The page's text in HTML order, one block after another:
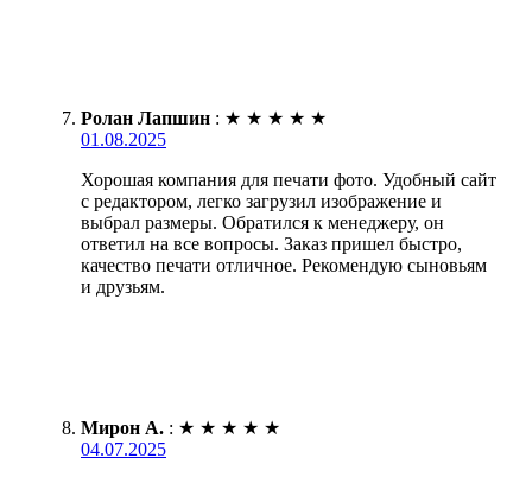
Ролан Лапшин : ★ ★ ★ ★ ★
01.08.2025
Хорошая компания для печати фото. Удобный сайт
с редактором, легко загрузил изображение и
выбрал размеры. Обратился к менеджеру, он
ответил на все вопросы. Заказ пришел быстро,
качество печати отличное. Рекомендую сыновьям
и друзьям.
Мирон А. : ★ ★ ★ ★ ★
04.07.2025